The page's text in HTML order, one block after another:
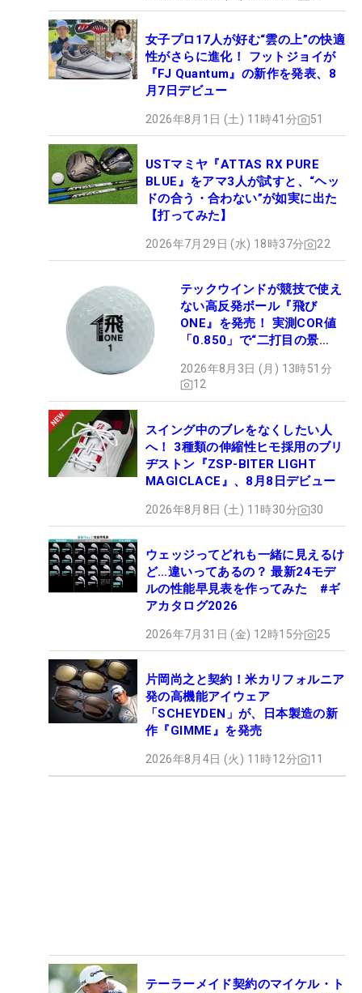
女子プロ17人が好む“雲の上”の快適
性がさらに進化！ フットジョイが
『FJ Quantum』の新作を発表、8
月7日デビュー
2026年8月1日 (土) 11時41分 51
USTマミヤ『ATTAS RX PURE
BLUE』をアマ3人が試すと、“ヘッ
ドの合う・合わない”が如実に出た
【打ってみた】
2026年7月29日 (水) 18時37分 22
テックウインドが競技で使え
ない高反発ボール『飛び
ONE』を発売！ 実測COR値
「0.850」で“二打目の景
2026年8月3日 (月) 13時51分
12
スイング中のブレをなくしたい人
へ！ 3種類の伸縮性ヒモ採用のブリ
ヂストン『ZSP-BITER LIGHT
MAGICLACE』、8月8日デビュー
2026年8月8日 (土) 11時30分 30
ウェッジってどれも一緒に見えるけ
ど…違いってあるの？ 最新24モデ
ルの性能早見表を作ってみた #ギ
アカタログ2026
2026年7月31日 (金) 12時15分 25
片岡尚之と契約！米カリフォルニア
発の高機能アイウェア
「SCHEYDEN」が、日本製造の新
作『GIMME』を発売
2026年8月4日 (火) 11時12分 11
テーラーメイド契約のマイケル・ト